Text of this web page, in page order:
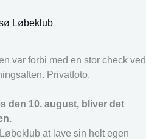
Løbeklub
var forbi med en stor check ved
Privatfoto.
den 10. august, bliver det
at lave sin helt egen